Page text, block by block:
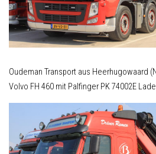
Oudeman Transport aus Heerhugowaard
Volvo FH 460 mit Palfinger PK 74002E